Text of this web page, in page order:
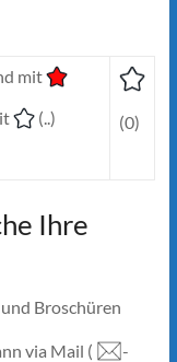
mit
(..)
(0)
Ihre
Broschüren
via Mail (
-